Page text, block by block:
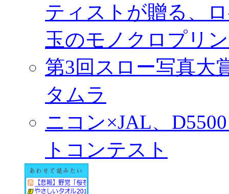
ティストが贈る、
玉のモノクロプリ
第3回スロー写真
タムラ
ニコン×JAL、
トコンテスト